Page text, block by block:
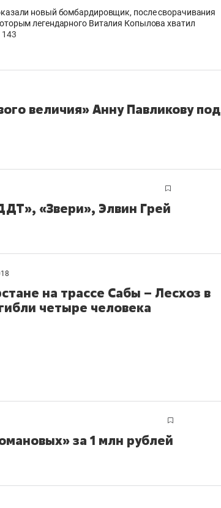
новый бомбардировщик, после сворачивания
легендарного Виталия Копылова хватил
143
величия» Анну Павликову под
«Звери», Элвин Грей
на трассе Сабы – Лесхоз в
четыре человека
за 1 млн рублей